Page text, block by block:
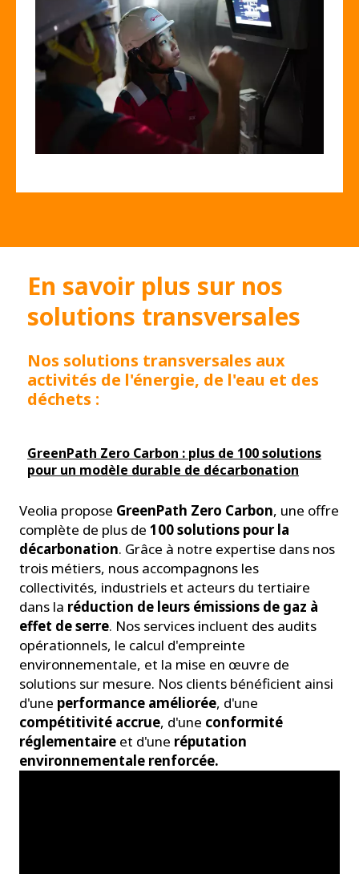
En savoir plus sur nos
solutions transversales
Nos solutions transversales aux
activités de l'énergie, de l'eau et des
déchets :
GreenPath Zero Carbon : plus de 100 solutions
pour un modèle durable de décarbonation
Veolia propose GreenPath Zero Carbon, une offre
complète de plus de 100 solutions pour la
décarbonation. Grâce à notre expertise dans nos
trois métiers, nous accompagnons les
collectivités, industriels et acteurs du tertiaire
dans la réduction de leurs émissions de gaz à
effet de serre. Nos services incluent des audits
opérationnels, le calcul d'empreinte
environnementale, et la mise en œuvre de
solutions sur mesure. Nos clients bénéficient ainsi
d'une performance améliorée, d'une
compétitivité accrue, d'une conformité
réglementaire et d'une réputation
environnementale renforcée.